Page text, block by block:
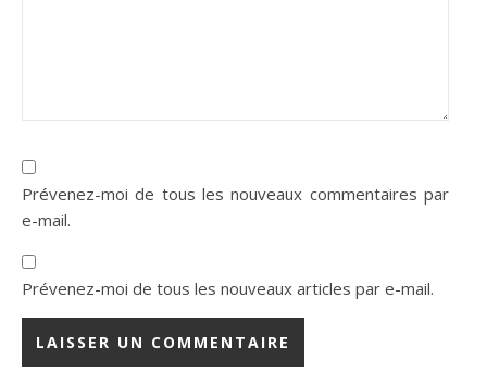
Prévenez-moi de tous les nouveaux commentaires par
e-mail.
Prévenez-moi de tous les nouveaux articles par e-mail.